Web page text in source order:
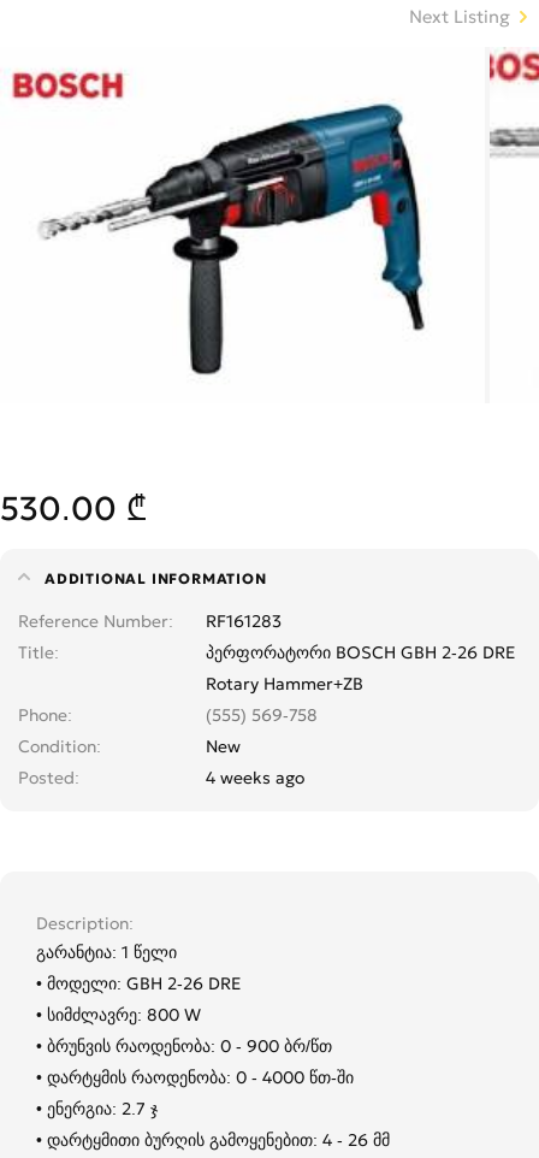
Next Listing
530.00 ₾
ADDITIONAL INFORMATION
Reference Number
RF161283
Title
პერფორატორი BOSCH GBH 2-26 DRE
Rotary Hammer+ZB
Phone
(555) 569-758
Condition
New
Posted
4 weeks ago
Description
გარანტია: 1 წელი
• მოდელი: GBH 2-26 DRE
• სიმძლავრე: 800 W
• ბრუნვის რაოდენობა: 0 - 900 ბრ/წთ
• დარტყმის რაოდენობა: 0 - 4000 წთ-ში
• ენერგია: 2.7 ჯ
• დარტყმითი ბურღის გამოყენებით: 4 - 26 მმ